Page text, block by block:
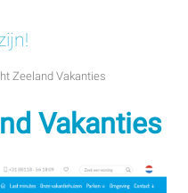
Zeeland Vakanties
Vakanties